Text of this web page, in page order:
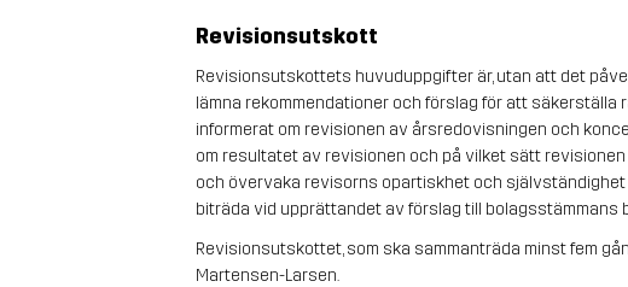
Revisionsutskott
Revisionsutskottets huvuduppgifter är, utan att det
lämna rekommendationer och förslag för att
informerat om revisionen av årsredovisningen och
om resultatet av revisionen och på vilket sätt
och övervaka revisorns opartiskhet och
biträda vid upprättandet av förslag till bolagsstämmans
Revisionsutskottet, som ska sammanträda minst fem
Martensen-Larsen.